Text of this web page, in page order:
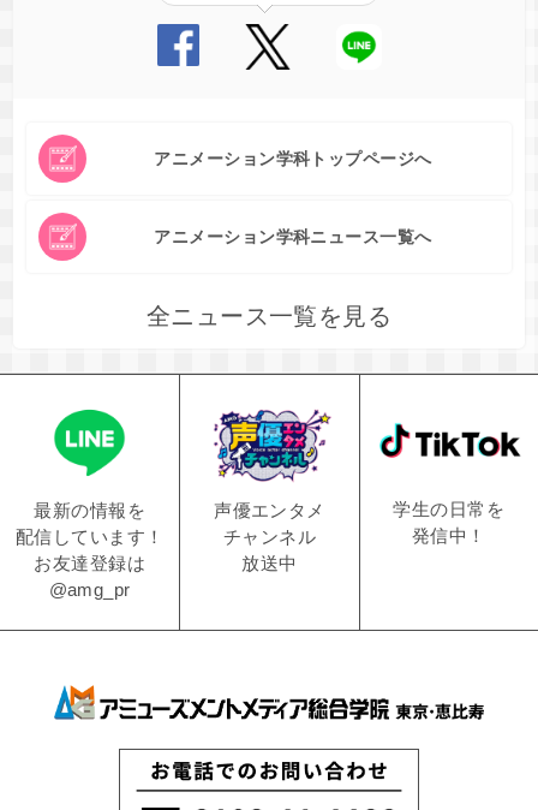
アニメーション学科トップページへ
アニメーション学科ニュース一覧へ
全ニュース一覧を見る
最新の情報を
配信しています！
お友達登録は
@amg_pr
声優エンタメ
チャンネル
放送中
学生の日常を
発信中！